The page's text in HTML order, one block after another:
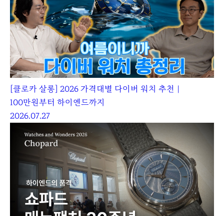
[클로카 살롱] 2026 가격대별 다이버 워치 추천｜
100만원부터 하이엔드까지
2026.07.27